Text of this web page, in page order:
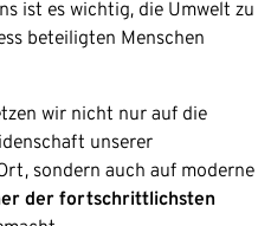
ist es wichtig, die Umwelt zu
beteiligten Menschen
wir nicht nur auf die
unserer
sondern auch auf moderne
der fortschrittlichsten